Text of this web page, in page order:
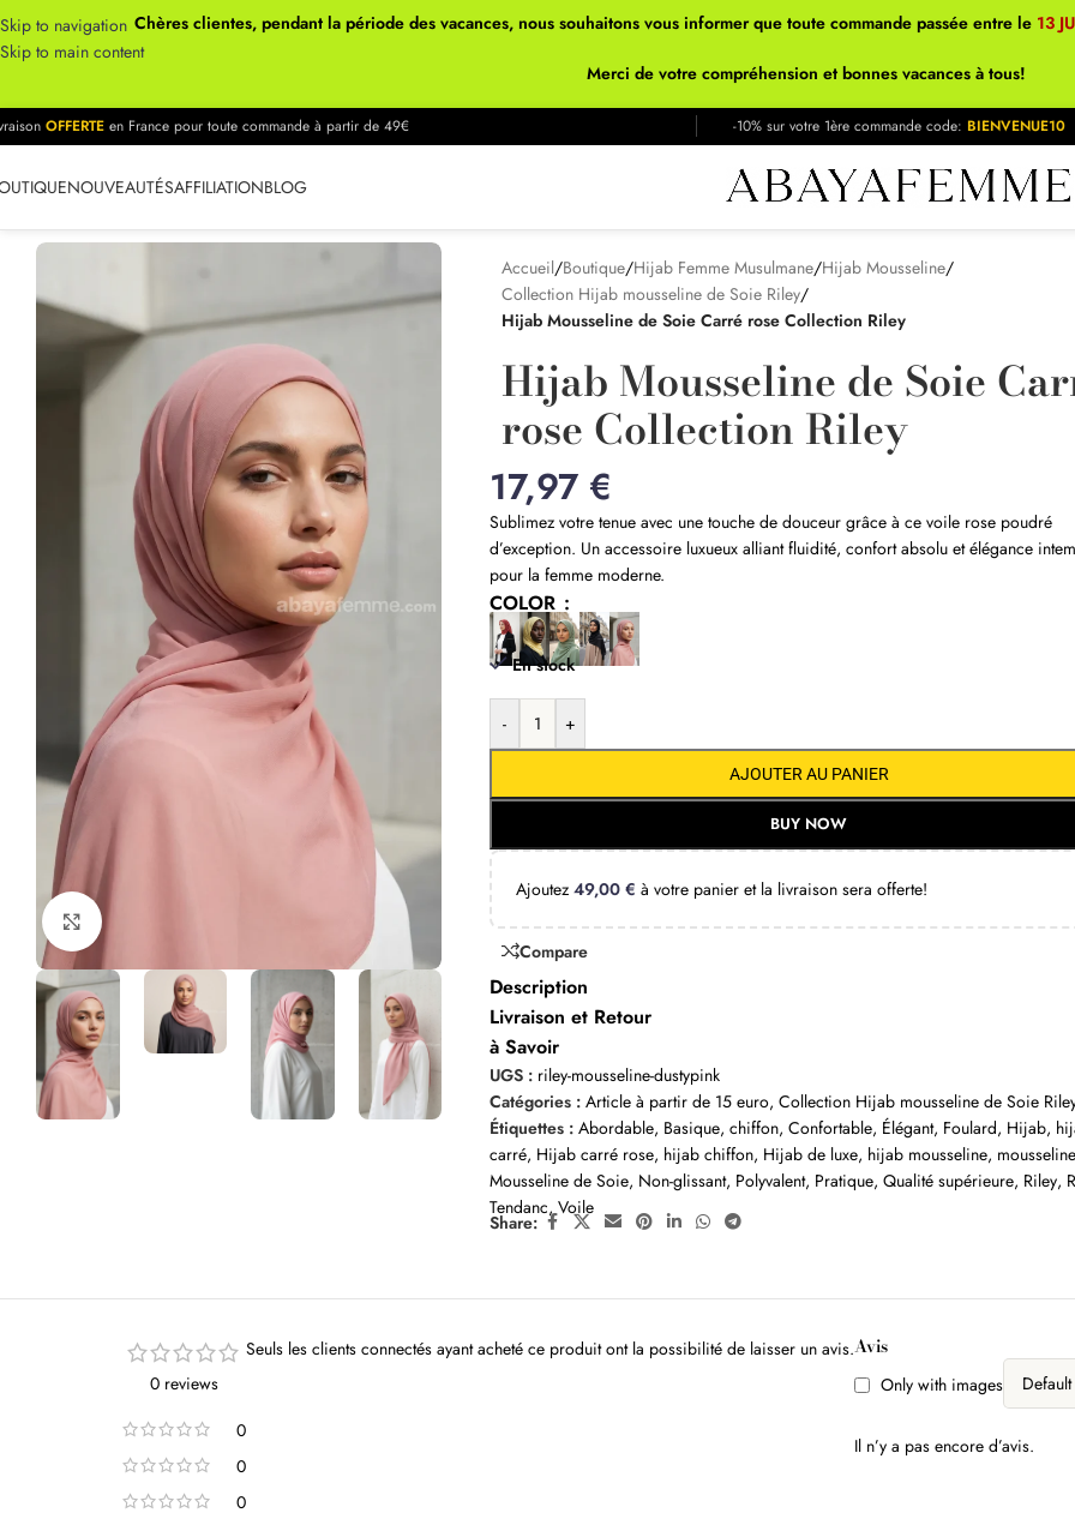
Skip to navigation
Skip to main content
Chères clientes, pendant la période des vacances, nous souhaitons vous informer que toute commande passée entre le 13
Merci de votre compréhension et bonnes vacances à tous!
OFFERTE en France pour toute commande à partir de 49€ -10% sur votre 1ère commande code: BIENVENUE10
NOUVEAUTÉSAFFILIATIONBLOG
Accueil/Boutique/Hijab Femme Musulmane/Hijab Mousseline/
Collection Hijab mousseline de Soie Riley/
Hijab Mousseline de Soie Carré rose Collection Riley
Hijab Mousseline de Soie
rose Collection Riley
17,97 €
Sublimez votre tenue avec une touche de douceur grâce à ce voile rose poudré
d’exception. Un accessoire luxueux alliant fluidité, confort absolu et élégance
pour la femme moderne.
COLOR
En stock
- +
AJOUTER AU PANIER
BUY NOW
Ajoutez49,00€ à votre panier et la livraison sera offerte!
Compare
Description
Livraison et Retour
à Savoir
UGS : riley-mousseline-dustypink
Catégories : Article à partir de 15 euro, Collection Hijab mousseline de Soie
Étiquettes : Abordable, Basique, chiffon, Confortable, Élégant, Foulard, Hijab,
carré, Hijab carré rose, hijab chiffon, Hijab de luxe, hijab mousseline, mousseline
Mousseline de Soie, Non-glissant, Polyvalent, Pratique, Qualité supérieure, Riley,
Tendanc, Voile
Share:
0 reviews
0
0
0
Avis
Only with images
Il n’y a pas encore d’avis.
Seuls les clients connectés ayant acheté ce produit ont la possibilité de laisser un avis.